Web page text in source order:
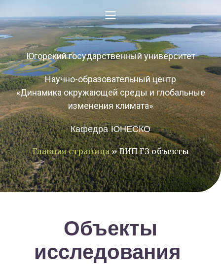
Югорский государственный университет
Научно-образовательный центр
«Динамика окружающей среды и глобальные
изменения климата»
Кафедра ЮНЕСКО
Главная страница»ВИП ГЗ объекты
Объекты
исследования